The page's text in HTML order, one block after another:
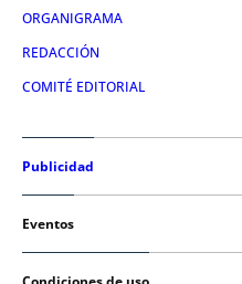
ORGANIGRAMA
REDACCIÓN
COMITÉ EDITORIAL
Publicidad
Eventos